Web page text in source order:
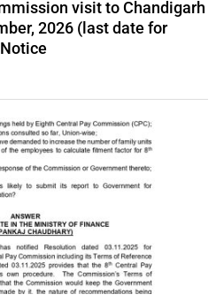
visit to Chandigarh
2026 (last date for